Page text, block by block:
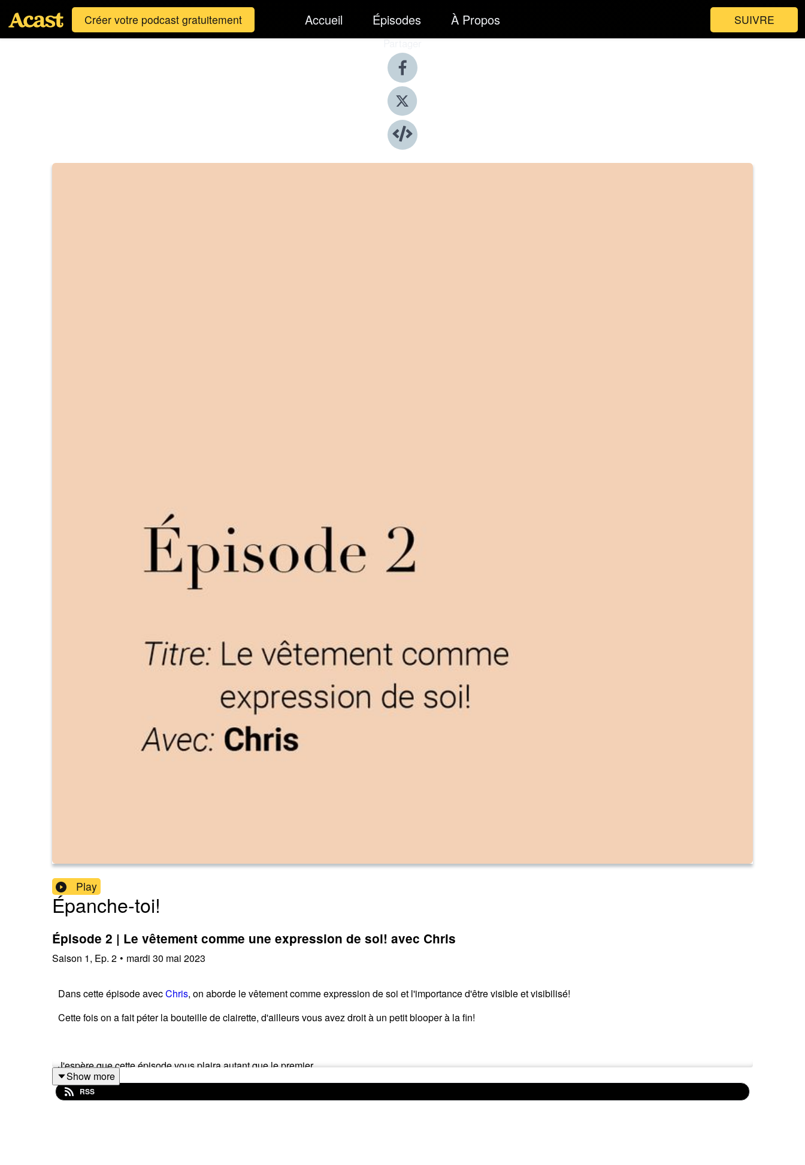
Créer votre podcast gratuitement Accueil Épisodes À Propos SUIVRE
Partager
Play
Épanche-toi!
Épisode 2 | Le vêtement comme une expression de soi! avec Chris
Saison 1, Ep. 2 • mardi 30 mai 2023
Dans cette épisode avecChris, on aborde le vêtement comme expression de soi et l'importance d'être visible et visibilisé!
Cette fois on a fait péter la bouteille de clairette, d'ailleurs vous avez droit à un petit blooper à la fin!
J'espère que cette épisode vous plaira autant que le premier.
Show more
RSS